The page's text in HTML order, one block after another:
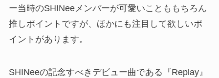
ー当時のSHINeeメンバーが可愛いことももちろん
推しポイントですが、ほかにも注目して欲しいポ
イントがあります。
SHINeeの記念すべきデビュー曲である『Replay』